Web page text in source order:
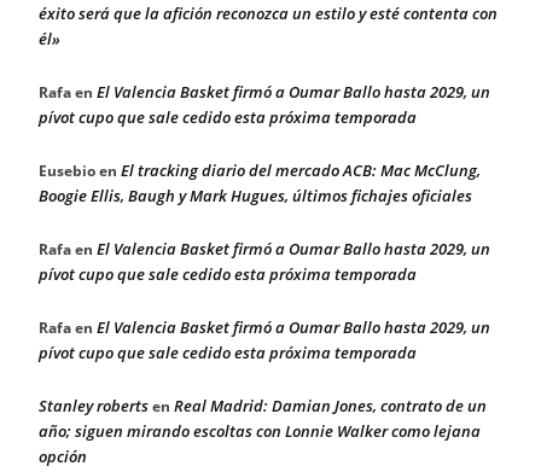
éxito será que la afición reconozca un estilo y esté contenta con
él»
Rafaen El Valencia Basket firmó a Oumar Ballo hasta 2029, un
pívot cupo que sale cedido esta próxima temporada
Eusebioen El tracking diario del mercado ACB: Mac McClung,
Boogie Ellis, Baugh y Mark Hugues, últimos fichajes oficiales
Rafaen El Valencia Basket firmó a Oumar Ballo hasta 2029, un
pívot cupo que sale cedido esta próxima temporada
Rafaen El Valencia Basket firmó a Oumar Ballo hasta 2029, un
pívot cupo que sale cedido esta próxima temporada
Stanley robertsen Real Madrid: Damian Jones, contrato de un
año; siguen mirando escoltas con Lonnie Walker como lejana
opción